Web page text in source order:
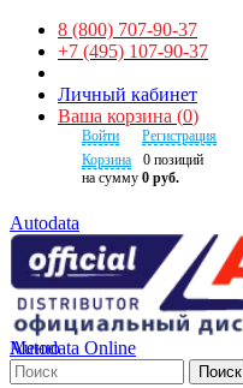
8 (800) 707-90-37
+7 (495) 107-90-37
Личный кабинет
Ваша корзина (0)
Войти
Регистрация
Корзина
0 позиций
на сумму 0 руб.
Autodata
Autodata Online
Меню
Поиск